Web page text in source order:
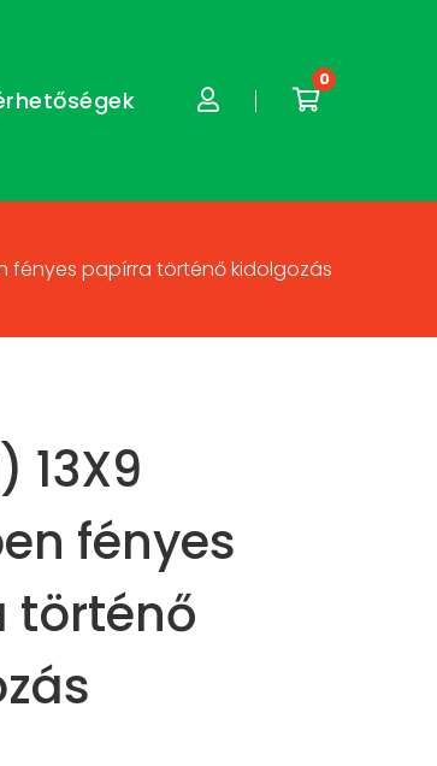
0
fényes papírra történő kidolgozás
13X9
fényes
történő